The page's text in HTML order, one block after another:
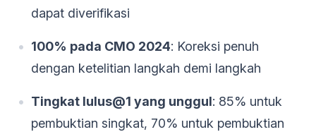
dapat diverifikasi
100% pada CMO 2024: Koreksi penuh
dengan ketelitian langkah demi langkah
Tingkat lulus@1 yang unggul: 85% untuk
pembuktian singkat, 70% untuk pembuktian